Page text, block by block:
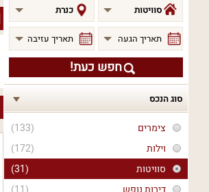
שם
מתחם
סוויטות כנרת
תאריך הגעה תאריך עזיבה
חפש כעת!
סוג הנכס
(133)
צימרים
(172)
וילות
(31)
סוויטות